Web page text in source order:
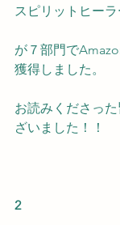
スピリットヒー
が７部門で
獲得しました。
お読みくださっ
ざいました！！
2